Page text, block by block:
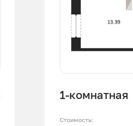
1-комнатная
Стоимость: